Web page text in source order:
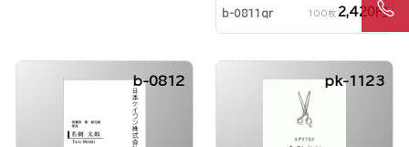
b-0811qr 100枚 2,420円
b-0812 pk-1123